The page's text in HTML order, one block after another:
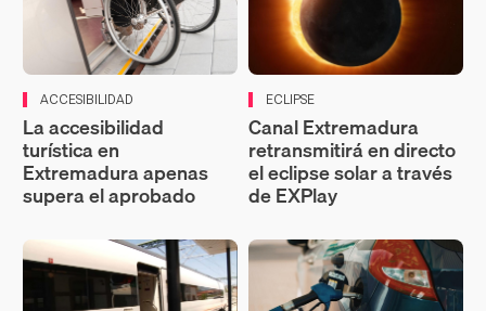
ACCESIBILIDAD
La accesibilidad
turística en
Extremadura apenas
supera el aprobado
ECLIPSE
Canal Extremadura
retransmitirá en directo
el eclipse solar a través
de EXPlay